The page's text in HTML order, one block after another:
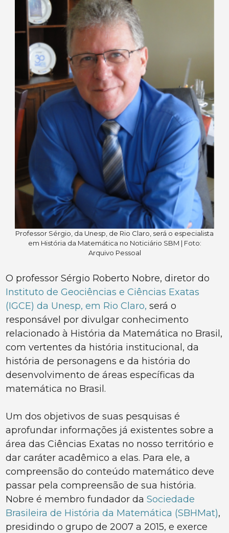
Professor Sérgio, da Unesp, de Rio Claro, será o especialista
em História da Matemática no Noticiário SBM | Foto:
Arquivo Pessoal
O professor Sérgio Roberto Nobre, diretor do
Instituto de Geociências e Ciências Exatas
(IGCE) da Unesp, em Rio Claro, será o
responsável por divulgar conhecimento
relacionado à História da Matemática no Brasil,
com vertentes da história institucional, da
história de personagens e da história do
desenvolvimento de áreas específicas da
matemática no Brasil.
Um dos objetivos de suas pesquisas é
aprofundar informações já existentes sobre a
área das Ciências Exatas no nosso território e
dar caráter acadêmico a elas. Para ele, a
compreensão do conteúdo matemático deve
passar pela compreensão de sua história.
Nobre é membro fundador daSociedade
Brasileira de História da Matemática (SBHMat),
presidindo o grupo de 2007 a 2015, e exerce